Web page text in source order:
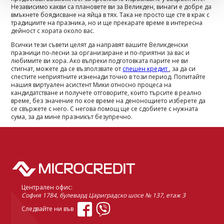
Независимо какви са плановете ви за Великден, винаги е добре да
вмъкнете боядисване на яйца в тях. Така не просто ще сте в крак с
традициите на празника, но и ще прекарате време в интересна
дейност с хората около вас.
Всички тези съвети целят да направят вашите Великденски
празници по-лесни за организиране и по-приятни за вас и
любимите ви хора. Ако въпреки подготовката парите не ви
стигнат, можете да се възползвате от спешен кредит , за да си
спестите неприятните изненади точно в този период. Попитайте
нашия виртуален асистент Мики относно процеса на
кандидатстване и получете отговорите, които търсите в реално
време, без значение по кое време на денонощието изберете да
се свържете с него. С негова помощ ще се сдобиете с нужната
сума, за да мине празникът безупречно.
Централен офис:
София 1784, булевард Цариградско шосе № 137, етаж 3
Следвайте ни във